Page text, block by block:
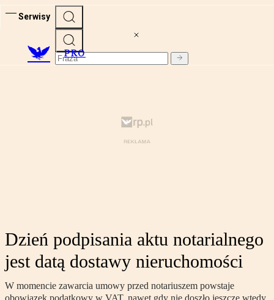
Serwisy
PRO
Dzień podpisania aktu notarialnego
jest datą dostawy nieruchomości
W momencie zawarcia umowy przed notariuszem powstaje
obowiązek podatkowy w VAT, nawet gdy nie doszło jeszcze wtedy